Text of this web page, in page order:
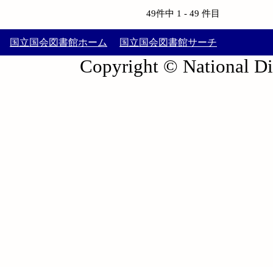
49件中 1 - 49 件目
国立国会図書館ホーム 国立国会図書館サーチ
Copyright © National